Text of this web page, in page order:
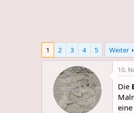
1 2 3 4 5 Weiter
10.
Die